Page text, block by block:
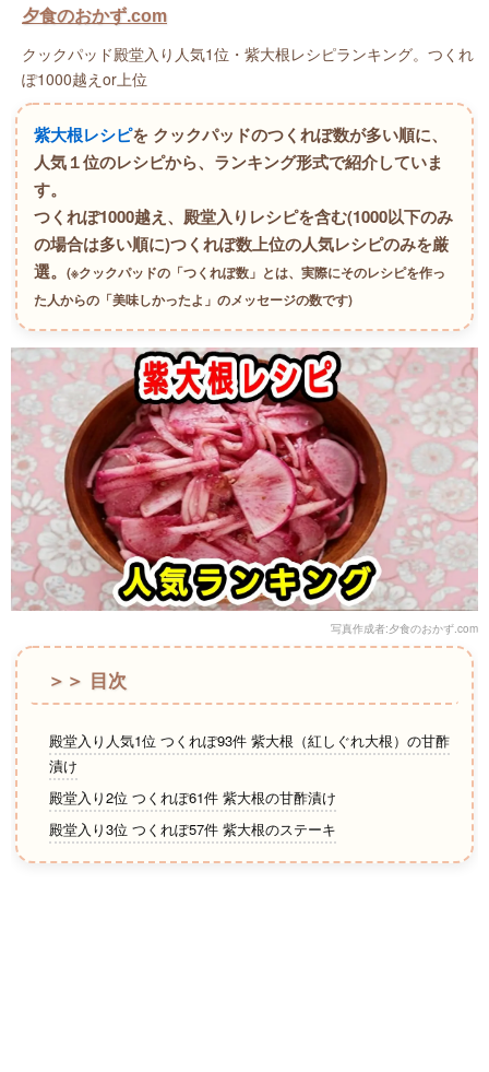
夕食のおかず.com
クックパッド殿堂入り人気1位・紫大根レシピランキング。つくれ
ぽ1000越えor上位
紫大根レシピを クックパッドのつくれぽ数が多い順に、
人気１位のレシピから、ランキング形式で紹介していま
す。
つくれぽ1000越え、殿堂入りレシピを含む(1000以下のみ
の場合は多い順に)つくれぽ数上位の人気レシピのみを厳
選。(※クックパッドの「つくれぽ数」とは、実際にそのレシピを作っ
た人からの「美味しかったよ」のメッセージの数です)
写真作成者:夕食のおかず.com
＞＞ 目次
殿堂入り人気1位 つくれぽ93件 紫大根（紅しぐれ大根）の甘酢
漬け
殿堂入り2位 つくれぽ61件 紫大根の甘酢漬け
殿堂入り3位 つくれぽ57件 紫大根のステーキ